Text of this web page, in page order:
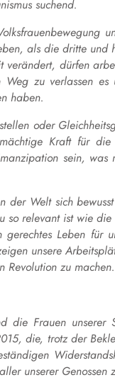
suchend.
als die dritte und
dürfen
Weg zu verlassen
haben.
oder
Kraft für die
sein,
Welt sich
so relevant ist wie die
Leben für
unsere
Revolution zu machen.
Frauen unserer
die, trotz der
unserer Genossen